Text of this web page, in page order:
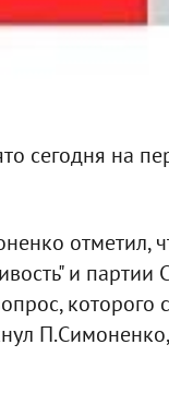
сегодня на
отметил,
и партии